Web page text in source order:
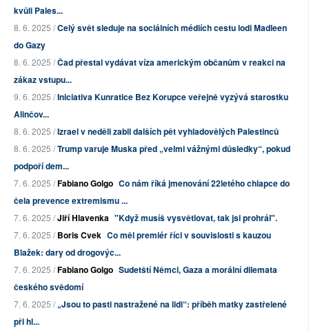
kvůli Pales...
8. 6. 2025 /Celý svět sleduje na sociálních médiích cestu lodi Madleen
do Gazy
8. 6. 2025 /Čad přestal vydávat víza americkým občanům v reakci na
zákaz vstupu...
9. 6. 2025 /Iniciativa Kunratice Bez Korupce veřejně vyzývá starostku
Alinčov...
8. 6. 2025 /Izrael v neděli zabil dalších pět vyhladovělých Palestinců
8. 6. 2025 /Trump varuje Muska před „velmi vážnými důsledky“, pokud
podpoří dem...
7. 6. 2025 /Fabiano Golgo Co nám říká jmenování 22letého chlapce do
čela prevence extremismu ...
7. 6. 2025 /Jiří Hlavenka "Když musíš vysvětlovat, tak jsi prohrál".
7. 6. 2025 /Boris Cvek Co měl premiér říci v souvislosti s kauzou
Blažek: dary od drogovýc...
7. 6. 2025 /Fabiano Golgo Sudetští Němci, Gaza a morální dilemata
českého svědomí
7. 6. 2025 /„Jsou to pasti nastražené na lidi“: příběh matky zastřelené
při hl...